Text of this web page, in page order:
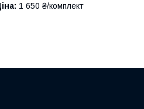
1 650 ₴/комплект